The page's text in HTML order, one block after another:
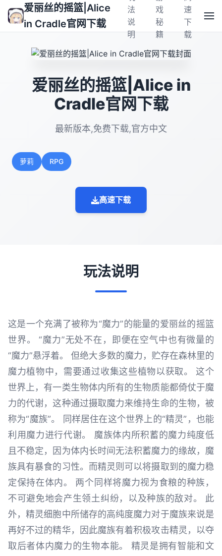
爱丽丝的摇篮|Alice
in Cradle官网下载
法
说
明
戏
秘
籍
速
下
载
爱丽丝的摇篮|Alice in
Cradle官网下载
最新版本,免费下载,官方中文
萝莉 RPG
高速下载
玩法说明
这是一个充满了被称为“魔力”的能量的爱丽丝的摇篮
世界。 “魔力”无处不在，即便在空气中也有微量的
“魔力”悬浮着。 但绝大多数的魔力，贮存在森林里的
魔力植物中，需要通过收集这些植物以获取。 这个
世界上，有一类生物体内所有的生物质能都倚仗于魔
力的代谢，这种通过摄取魔力来维持生命的生物，被
称为“魔族”。 同样居住在这个世界上的“精灵”，也能
利用魔力进行代谢。 魔族体内所积蓄的魔力纯度低
且不稳定，因为体内长时间无法积蓄魔力的缘故，魔
族具有暴食的习性。而精灵则可以将摄取到的魔力稳
定保持在体内。 两个同样将魔力视为食粮的种族，
不可避免地会产生领土纠纷，以及种族的敌对。 此
外，精灵细胞中所储存的高纯度魔力对于魔族来说是
再好不过的精华，因此魔族有着积极攻击精灵，以夺
取后者体内魔力的生物本能。 精灵是拥有智能和文